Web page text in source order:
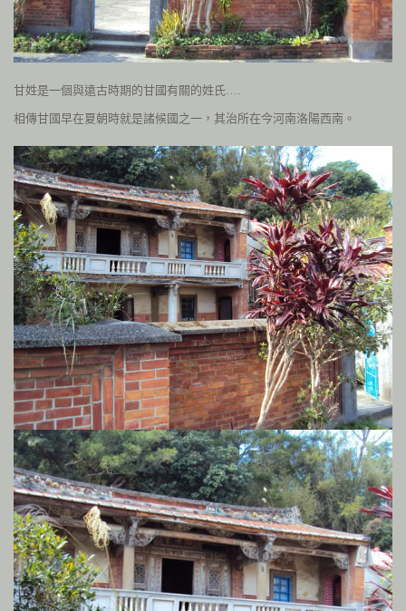
甘姓是一個與遠古時期的甘國有關的姓氏….
相傳甘國早在夏朝時就是諸候國之一，其治所在今河南洛陽西南。